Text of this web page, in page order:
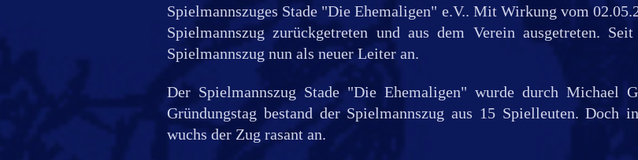
Spielmannszuges Stade "Die Ehemaligen" e.V.. Mit Wirkung vom
Spielmannszug zurückgetreten und aus dem Verein ausgetreten.
Spielmannszug nun als neuer Leiter an.
Der Spielmannszug Stade "Die Ehemaligen" wurde durch Michael
Gründungstag bestand der Spielmannszug aus 15 Spielleuten. Doch
wuchs der Zug rasant an.